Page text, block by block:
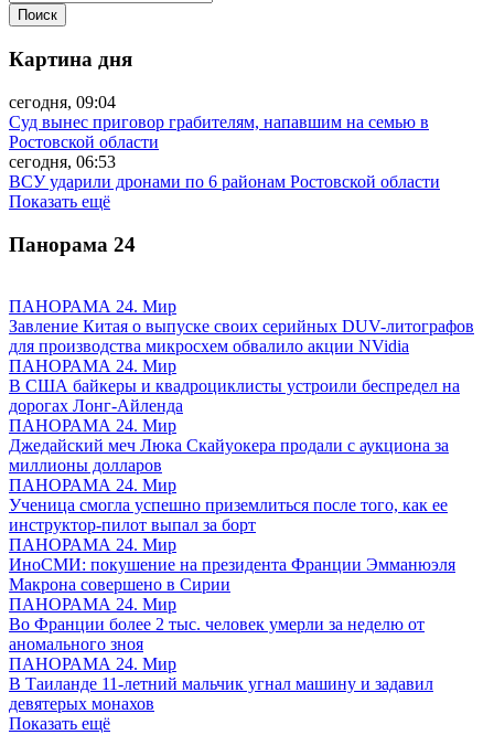
Картина дня
сегодня, 09:04
Суд вынес приговор грабителям, напавшим на семью в
Ростовской области
сегодня, 06:53
ВСУ ударили дронами по 6 районам Ростовской области
Показать ещё
Панорама 24
ПАНОРАМА 24. Мир
Завление Китая о выпуске своих серийных DUV-литографов
для производства микросхем обвалило акции NVidia
ПАНОРАМА 24. Мир
В США байкеры и квадроциклисты устроили беспредел на
дорогах Лонг-Айленда
ПАНОРАМА 24. Мир
Джедайский меч Люка Скайуокера продали с аукциона за
миллионы долларов
ПАНОРАМА 24. Мир
Ученица смогла успешно приземлиться после того, как ее
инструктор-пилот выпал за борт
ПАНОРАМА 24. Мир
ИноСМИ: покушение на президента Франции Эмманюэля
Макрона совершено в Сирии
ПАНОРАМА 24. Мир
Во Франции более 2 тыс. человек умерли за неделю от
аномального зноя
ПАНОРАМА 24. Мир
В Таиланде 11-летний мальчик угнал машину и задавил
девятерых монахов
Показать ещё